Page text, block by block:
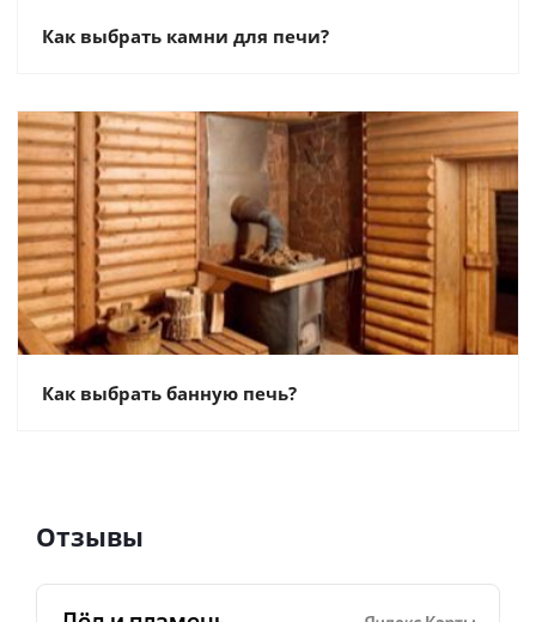
Как выбрать камни для печи?
Как выбрать банную печь?
Отзывы